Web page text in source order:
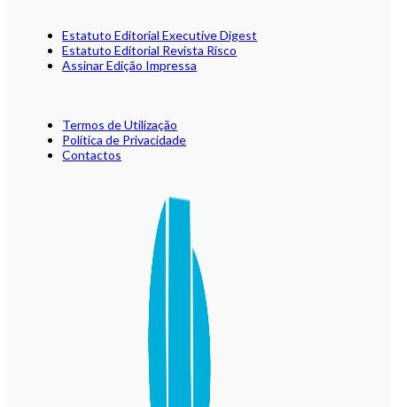
Estatuto Editorial Executive Digest
Estatuto Editorial Revista Risco
Assinar Edição Impressa
Termos de Utilização
Política de Privacidade
Contactos